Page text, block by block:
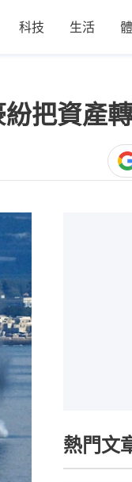
科技 生活
把資產
熱門文